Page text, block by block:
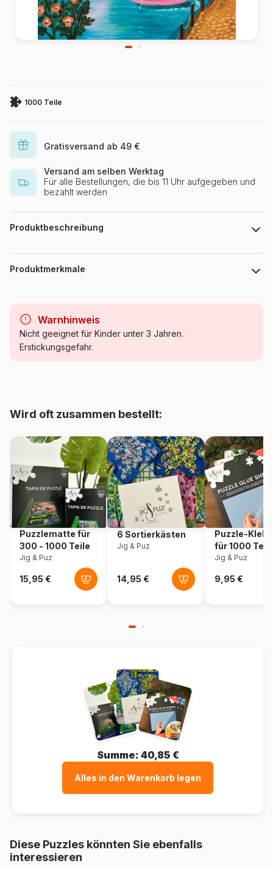
1000 Teile
Gratisversand ab 49 €
Versand am selben Werktag
Für alle Bestellungen, die bis 11 Uhr aufgegeben und
bezahlt werden
Produktbeschreibung
Millie Illustrat
Produktmerkmale
Kategorie Puzzle Häfen
Artikelnummer Trefl-10893
EAN 5900511108934
Teileanzahl 1000 Teile
Maße 68 x 48 cm
Warnhinweis
Nicht geeignet für Kinder unter 3 Jahren.
Erstickungsgefahr.
Wird oft zusammen bestellt:
Puzzlematte für
300 - 1000 Teile
Jig & Puz
6 Sortierkästen
Jig & Puz
Puzzle-
für 1000
Jig & Puz
Summe: 40,85 €
Alles in den Warenkorb legen
Diese Puzzles könnten Sie ebenfalls
interessieren